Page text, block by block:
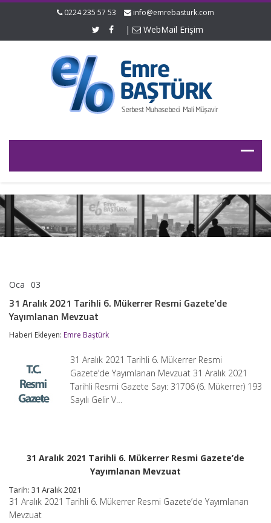
0224 235 57 53 info@emrebasturk.com
| WebMail Erişim
Oca 03
2021
Tarihli
Mükerrer
Gazete’de
Mevzuat
31 Aralık 2021 Tarihli 6. Mükerrer Resmi Gazete’de
Yayımlanan Mevzuat
Haberi Ekleyen: Emre Baştürk
31 Aralık 2021 Tarihli 6. Mükerrer Resmi
Gazete’de Yayımlanan Mevzuat 31 Aralık 2021
Tarihli Resmi Gazete Sayı: 31706 (6. Mükerrer) 193
Sayılı Gelir V…
31 Aralık 2021 Tarihli 6. Mükerrer Resmi Gazete’de
Yayımlanan Mevzuat
Tarih: 31 Aralık 2021
31 Aralık 2021 Tarihli 6. Mükerrer Resmi Gazete’de Yayımlanan
Mevzuat